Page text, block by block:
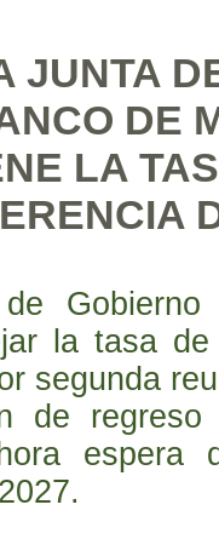
JUNTA
DE
LA
la tasa
segunda
de
espera